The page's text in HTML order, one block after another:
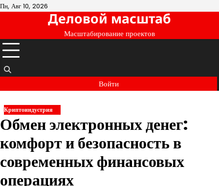
Перейти
Пн, Авг 10, 2026
Деловой масштаб
Масштабирование проектов
Войти
Криптоиндустрия
Обмен электронных денег:
комфорт и безопасность в
современных финансовых
операциях